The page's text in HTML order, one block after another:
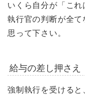
いくら自分が「これ
執行官の判断が全て
思って下さい。
給与の差し押さえ
強制執行を受ける